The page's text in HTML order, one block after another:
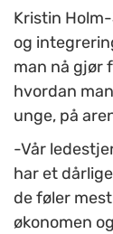
Kristin
og
man nå gjør
hvordan
unge, på
-Vår
har et
de føler
økonomen